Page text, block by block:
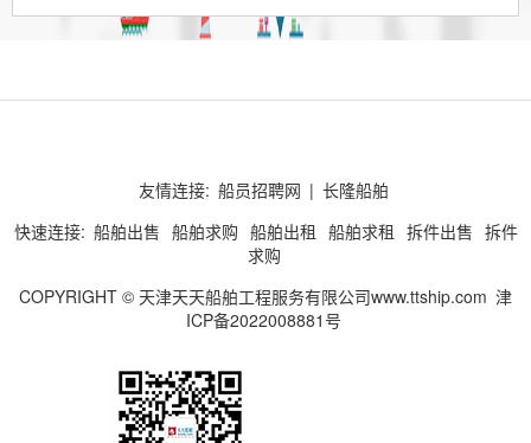
友情连接: 船员招聘网 | 长隆船舶
快速连接: 船舶出售 船舶求购 船舶出租 船舶求租 拆件出售 拆件
求购
COPYRIGHT © 天津天天船舶工程服务有限公司www.ttship.com 津
ICP备2022008881号